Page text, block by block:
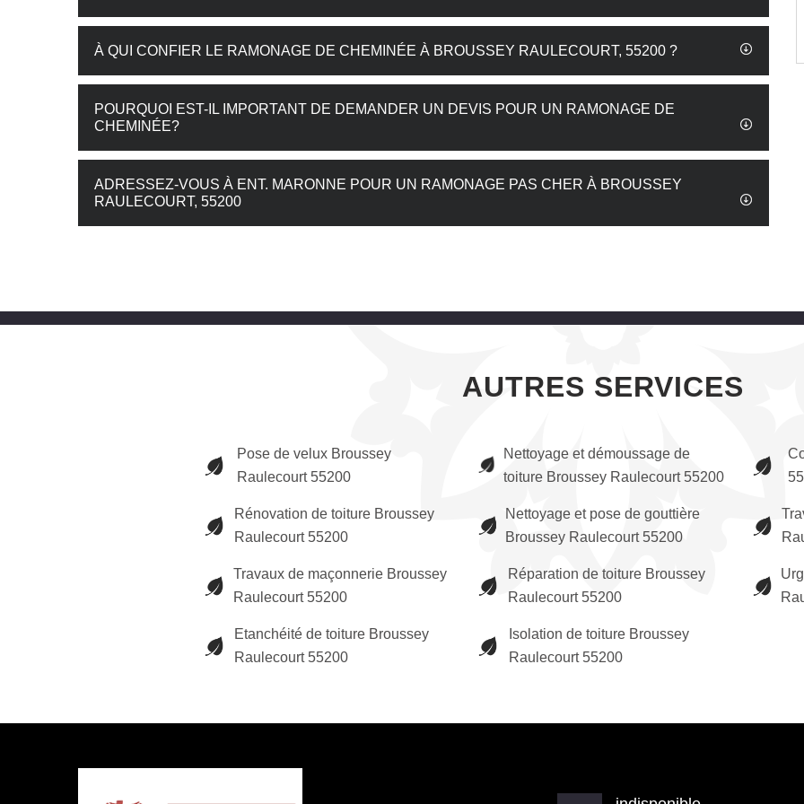
À QUI CONFIER LE RAMONAGE DE CHEMINÉE À BROUSSEY RAULECOURT, 55200 ?
POURQUOI EST-IL IMPORTANT DE DEMANDER UN DEVIS POUR UN RAMONAGE DE
CHEMINÉE?
ADRESSEZ-VOUS À ENT. MARONNE POUR UN RAMONAGE PAS CHER À BROUSSEY
RAULECOURT, 55200
AUTRES SERVICES
Pose de velux Broussey
Raulecourt 55200
Rénovation de toiture Broussey
Raulecourt 55200
Travaux de maçonnerie Broussey
Raulecourt 55200
Etanchéité de toiture Broussey
Raulecourt 55200
Nettoyage et démoussage de
toiture Broussey Raulecourt 55200
Nettoyage et pose de gouttière
Broussey Raulecourt 55200
Réparation de toiture Broussey
Raulecourt 55200
Isolation de toiture Broussey
Raulecourt 55200